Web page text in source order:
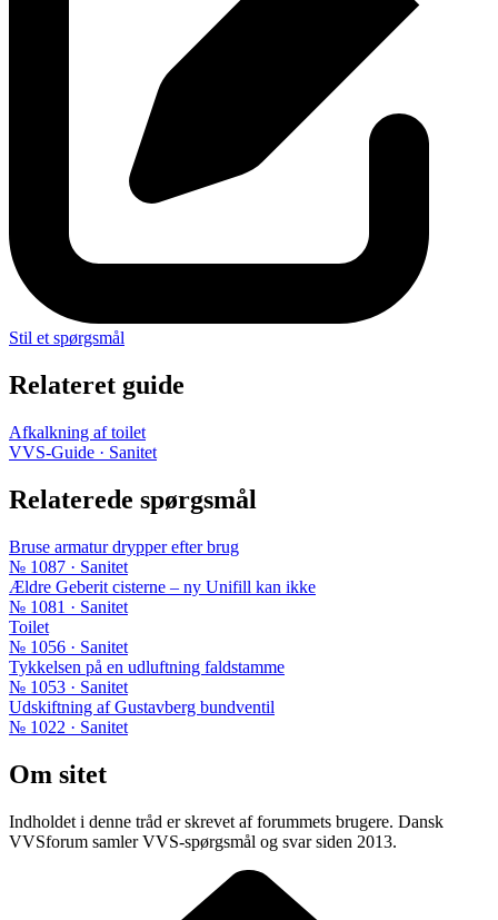
Stil et spørgsmål
Relateret guide
Afkalkning af toilet
VVS-Guide · Sanitet
Relaterede spørgsmål
Bruse armatur drypper efter brug
№ 1087 · Sanitet
Ældre Geberit cisterne – ny Unifill kan ikke
№ 1081 · Sanitet
Toilet
№ 1056 · Sanitet
Tykkelsen på en udluftning faldstamme
№ 1053 · Sanitet
Udskiftning af Gustavberg bundventil
№ 1022 · Sanitet
Om sitet
Indholdet i denne tråd er skrevet af forummets brugere. Dansk
VVSforum samler VVS-spørgsmål og svar siden 2013.